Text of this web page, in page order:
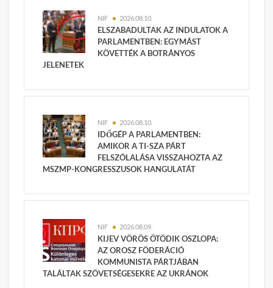
NIF 2026.08.10.
ELSZABADULTAK AZ INDULATOK A
PARLAMENTBEN: EGYMÁST
KÖVETTÉK A BOTRÁNYOS
JELENETEK
NIF 2026.08.10.
IDŐGÉP A PARLAMENTBEN:
AMIKOR A TI-SZA PÁRT
FELSZÓLALÁSA VISSZAHOZTA AZ
MSZMP-KONGRESSZUSOK HANGULATÁT
NIF 2026.08.09.
KIJEV VÖRÖS ÖTÖDIK OSZLOPA:
AZ OROSZ FÖDERÁCIÓ
KOMMUNISTA PÁRTJÁBAN
TALÁLTAK SZÖVETSÉGESEKRE AZ UKRÁNOK